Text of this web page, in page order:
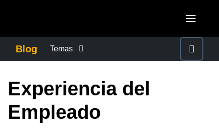
Canada (English)
Canada (Français)
France (Français)
Blog Temas
CRECIMIENTO Y OPTIMIZACIÓN
Experiencia del
Empleado